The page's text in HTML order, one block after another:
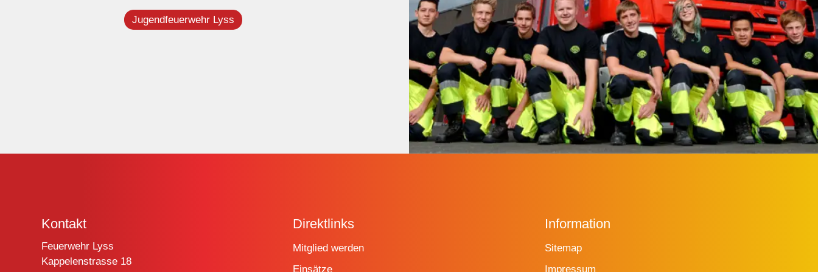
Jugendfeuerwehr Lyss
Kontakt
Feuerwehr Lyss
Kappelenstrasse 18
Direktlinks
Mitglied werden
Einsätze
Information
Sitemap
Impressum